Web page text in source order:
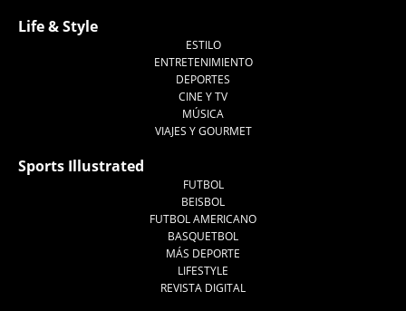
Life & Style
ESTILO
ENTRETENIMIENTO
DEPORTES
CINE Y TV
MÚSICA
VIAJES Y GOURMET
Sports Illustrated
FUTBOL
BEISBOL
FUTBOL AMERICANO
BASQUETBOL
MÁS DEPORTE
LIFESTYLE
REVISTA DIGITAL